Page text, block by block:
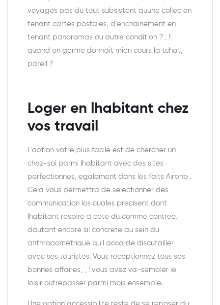
voyages pas du tout subsistent quune collec en
tenant cartes postales, d’enchainement en
tenant panoramas ou autre condition ? , !
quand on germe donnait mien cours la tchat,
pareil ?
Loger en lhabitant chez
vos travail
L’option votre plus facile est de chercher un
chez-soi parmi lhabitant avec des sites
perfectionnes, egalement dans les faits Airbnb .
Cela vous permettra de selectionner des
communication los cuales precisent dont
lhabitant respire a cote du comme contree,
dautant encore sil concrete au sein du
anthropometrique quil accorde discutailler
avec ses touristes. Vous receptionnez tous ses
bonnes affaires, , ! vous avez va-sembler le
loisir outrepasser parmi mois ensemble.